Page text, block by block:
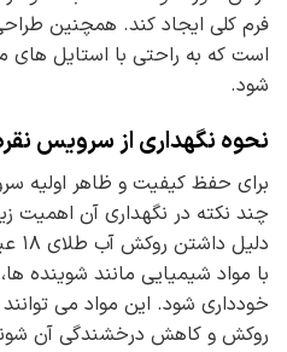
فرم کلی ایجاد کند. همچنین
است که به راحتی با استایل
شود.
نحوه نگهداری از سرویس
برای حفظ کیفیت و ظاهر اولیه
چند نکته در نگهداری آن اهمیت
با مواد شیمیایی مانند شوینده
خودداری شود. این مواد می
روکش و کاهش درخشندگی آن